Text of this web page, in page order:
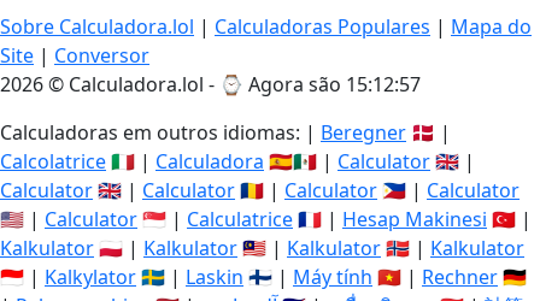
Sobre Calculadora.lol | Calculadoras Populares | Mapa do
Site | Conversor
2026 © Calculadora.lol - ⌚ Agora são 15:12:57
Calculadoras em outros idiomas: | Beregner 🇩🇰 |
Calcolatrice🇮🇹 | Calculadora 🇪🇸🇲🇽 | Calculator🇬🇧 |
Calculator🇬🇧 | Calculator🇷🇴 | Calculator 🇵🇭 | Calculator
🇺🇸 | Calculator🇸🇬 | Calculatrice🇫🇷 | Hesap Makinesi 🇹🇷 |
Kalkulator🇵🇱 | Kalkulator🇲🇾 | Kalkulator🇳🇴 | Kalkulator
🇮🇩 | Kalkylator🇸🇪 | Laskin 🇫🇮 | Máy tính 🇻🇳 | Rechner🇩🇪